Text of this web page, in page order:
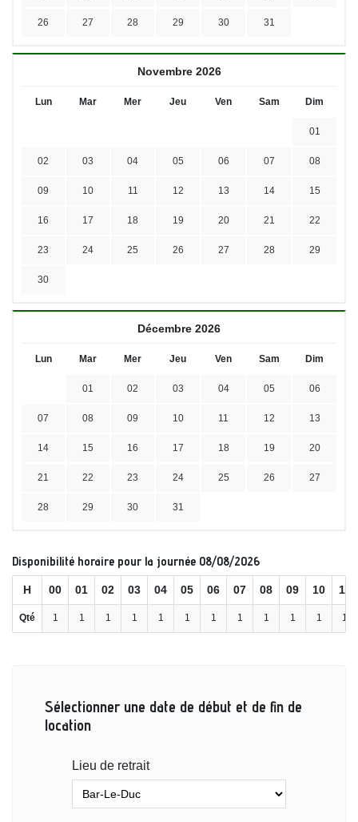
26 27 28 29 30 31
Novembre 2026
Lun Mar Mer Jeu Ven Sam Dim
01
02 03 04 05 06 07 08
09 10 11 12 13 14 15
16 17 18 19 20 21 22
23 24 25 26 27 28 29
30
Décembre 2026
Lun Mar Mer Jeu Ven Sam Dim
01 02 03 04 05 06
07 08 09 10 11 12 13
14 15 16 17 18 19 20
21 22 23 24 25 26 27
28 29 30 31
Disponibilité horaire pour la journée 08/08/2026
H 00 01 02 03 04 05 06 07 08 09 10 11
Qté 1 1 1 1 1 1 1 1 1 1 1 1
Sélectionner une date de début et de fin de
location
Lieu de retrait